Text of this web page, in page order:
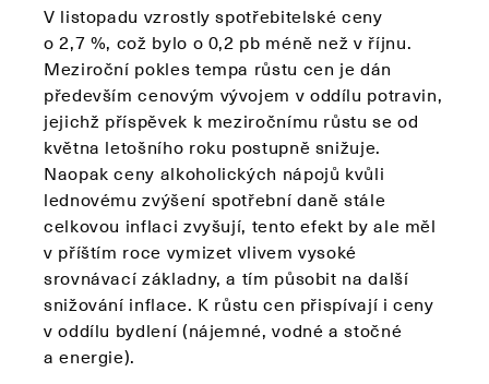
V listopadu vzrostly spotřebitelské ceny
o 2,7 %, což bylo o 0,2 pb méně než v říjnu.
Meziroční pokles tempa růstu cen je dán
především cenovým vývojem v oddílu potravin,
jejichž příspěvek k meziročnímu růstu se od
května letošního roku postupně snižuje.
Naopak ceny alkoholických nápojů kvůli
lednovému zvýšení spotřební daně stále
celkovou inflaci zvyšují, tento efekt by ale měl
v příštím roce vymizet vlivem vysoké
srovnávací základny, a tím působit na další
snižování inflace. K růstu cen přispívají i ceny
v oddílu bydlení (nájemné, vodné a stočné
a energie).